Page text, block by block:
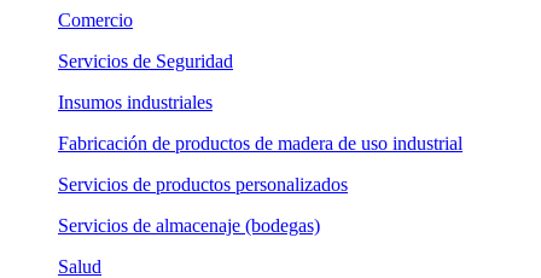
Comercio
Servicios de Seguridad
Insumos industriales
Fabricación de productos de madera de uso industrial
Servicios de productos personalizados
Servicios de almacenaje (bodegas)
Salud